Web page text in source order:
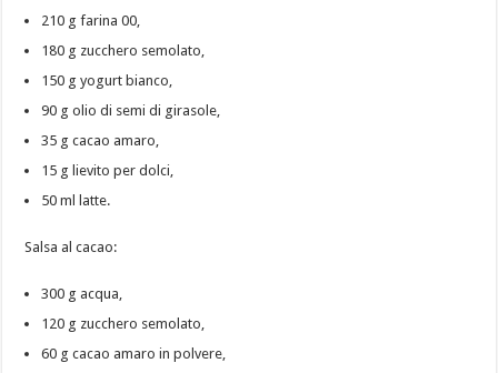
210 g farina 00,
180 g zucchero semolato,
150 g yogurt bianco,
90 g olio di semi di girasole,
35 g cacao amaro,
15 g lievito per dolci,
50 ml latte.
Salsa al cacao:
300 g acqua,
120 g zucchero semolato,
60 g cacao amaro in polvere,